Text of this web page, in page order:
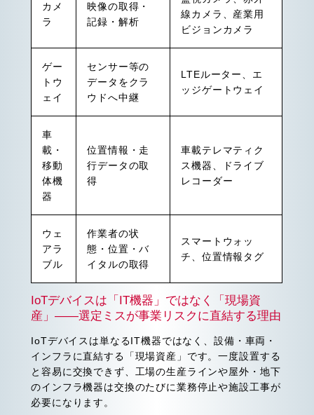
カメ
ラ
映像の取得・
記録・解析
線カメラ、産業用
ビジョンカメラ
ゲー
トウ
ェイ
センサー等の
データをクラ
ウドへ中継
LTEルーター、エ
ッジゲートウェイ
車
載・
移動
体機
器
位置情報・走
行データの取
得
車載テレマティク
ス機器、ドライブ
レコーダー
ウェ
アラ
ブル
作業者の状
態・位置・バ
イタルの取得
スマートウォッ
チ、位置情報タグ
IoTデバイスは「IT機器」ではなく「現場資
産」——選定ミスが事業リスクに直結する理由
IoTデバイスは単なるIT機器ではなく、設備・車両・
インフラに直結する「現場資産」です。一度設置する
と容易に交換できず、工場の生産ラインや屋外・地下
のインフラ機器は交換のたびに業務停止や施設工事が
必要になります。